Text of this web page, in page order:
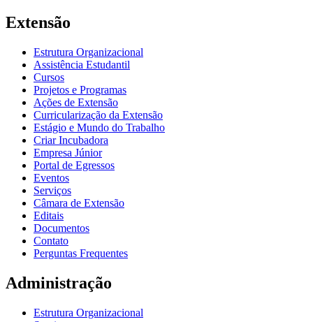
Extensão
Estrutura Organizacional
Assistência Estudantil
Cursos
Projetos e Programas
Ações de Extensão
Curricularização da Extensão
Estágio e Mundo do Trabalho
Criar Incubadora
Empresa Júnior
Portal de Egressos
Eventos
Serviços
Câmara de Extensão
Editais
Documentos
Contato
Perguntas Frequentes
Administração
Estrutura Organizacional